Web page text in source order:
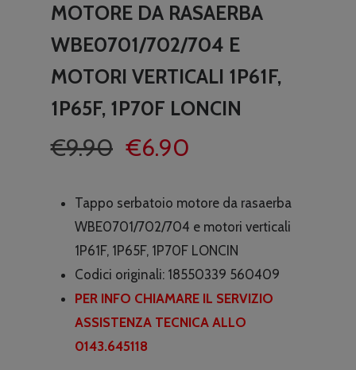
MOTORE DA RASAERBA
WBE0701/702/704 E
MOTORI VERTICALI 1P61F,
1P65F, 1P70F LONCIN
€9.90 Il
originale
era:
€9.90.
€6.90
attuale
è:
€6.90.
Tappo serbatoio motore da rasaerba
WBE0701/702/704 e motori verticali
1P61F, 1P65F, 1P70F LONCIN
Codici originali: 18550339 560409
PER INFO CHIAMARE IL SERVIZIO
ASSISTENZA TECNICA ALLO
0143.645118